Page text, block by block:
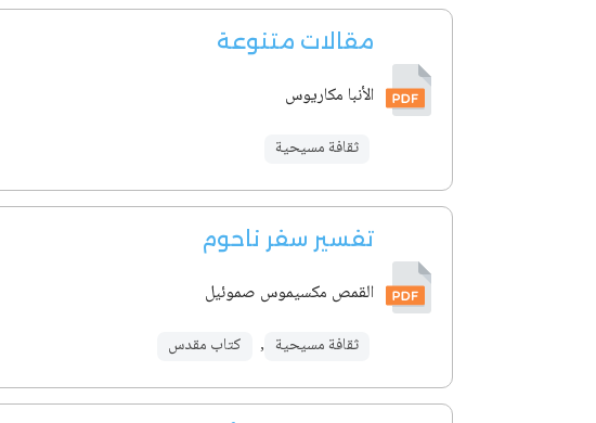
مقالات متنوعة
الأنبا مكاريوس
ثقافة مسيحية
تفسير سفر ناحوم
القمص مكسيموس صموئيل
ثقافة مسيحية , كتاب مقدس